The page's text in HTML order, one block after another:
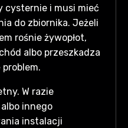
cysternie i musi mieć
do zbiornika. Jeżeli
rośnie żywopłot,
albo przeszkadza
problem.
W razie
innego
instalacji